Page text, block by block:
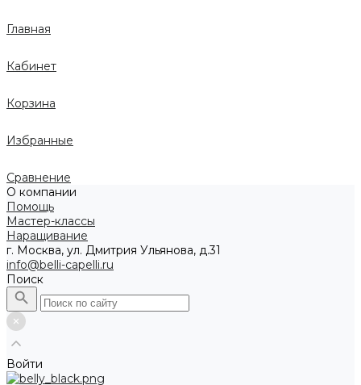
Главная
Кабинет
Корзина
Избранные
Сравнение
О компании
Помощь
Мастер-классы
Наращивание
г. Москва, ул. Дмитрия Ульянова, д.31
info@belli-capelli.ru
Поиск
Войти